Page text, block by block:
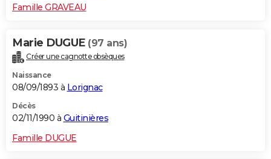
Famille GRAVEAU
Marie DUGUE (97 ans)
Créer une cagnotte obsèques
Naissance
08/09/1893 à Lorignac
Décès
02/11/1990 à Guitinières
Famille DUGUE